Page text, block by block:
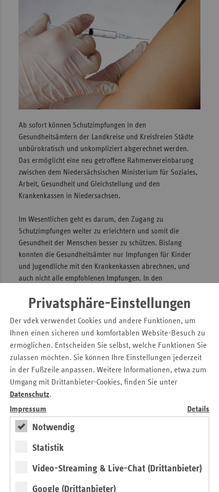
Privatsphäre-Einstellungen
Der vdek verwendet Cookies und andere Funktionen, um
Ihnen einen sicheren und komfortablen Website-Besuch zu
ermöglichen. Entscheiden Sie selbst, welche Funktionen Sie
zulassen möchten. Sie können Ihre Einstellungen jederzeit
in der Fußzeile anpassen. Weitere Informationen, etwa zum
Umgang mit Drittanbieter-Cookies, finden Sie unter
Datenschutz.
Impressum
Details
Notwendig
Statistik
Video-Streaming & Live-Chat (Drittanbieter)
Google (Drittanbieter)
Ab sofort können Schutzimpfungen in den
Gesundheitsämtern der Landkreise und Kreisfreien Städte
unbürokratisch und unkompliziert abgerechnet werden.
Das ermöglicht eine neu getroffene Rahmenvereinbarung
zwischen dem Niedersächsischen Ministerium für Soziales,
Arbeit, Gesundheit und Gleichstellung und den
Krankenkassen in Niedersachsen.
Im Wesentlichen geht es darum, den Zugang zu
Schutzimpfungen weiter zu erleichtern und somit die
Gesundheit der Menschen besser zu schützen. Bislang
konnten die Gesundheitsämter nur Impfungen für Kinder
und Jugendliche mit den Krankenkassen abrechnen, und
auch nicht alle empfohlenen Impfungen. In den
konnten beispielsweise bislang nicht direkt mit den
Krankenkassen abgerechnet werden. Die neue
Vereinbarung ist viel breiter gefasst: So gibt es keine
Altersgrenzen mehr und sämtliche Impfstoffkosten für
Impfungen, die der Gemeinsame Bundesausschuss auf
Basis der Empfehlungen der Ständigen Impfkommission
(STIKO) vorsieht, werden unbürokratisch erstattet.
Gesetzlich Versicherte profitieren
Für alle gesetzlich versicherten Personen sind die
empfohlenen Impfungen kostenlos. Das betrifft z.B. HPV-
Grippeschutzimpfungen und COVID-19-Impfungen.
Aufgrund der einfachen Abrechnungsmodalitäten ist davon
auszugehen, dass Gesundheitsämter der
Rahmenvereinbarung beitreten und Impfungen anbieten